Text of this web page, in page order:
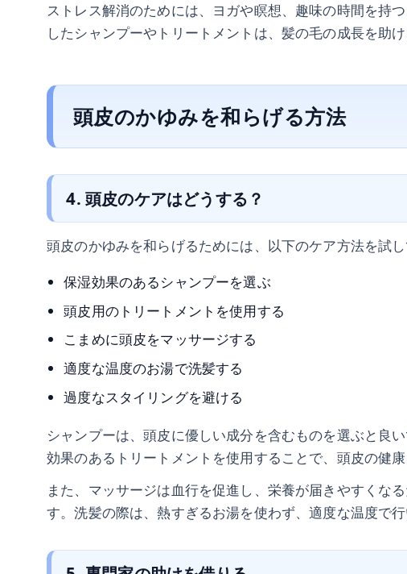
ストレス解消のためには、ヨガや瞑想、趣味の時間を持
したシャンプーやトリートメントは、髪の毛の成長を助
頭皮のかゆみを和らげる方法
4. 頭皮のケアはどうする？
頭皮のかゆみを和らげるためには、以下のケア方法を試し
保湿効果のあるシャンプーを選ぶ
頭皮用のトリートメントを使用する
こまめに頭皮をマッサージする
適度な温度のお湯で洗髪する
過度なスタイリングを避ける
シャンプーは、頭皮に優しい成分を含むものを選ぶと良
効果のあるトリートメントを使用することで、頭皮の健康
また、マッサージは血行を促進し、栄養が届きやすくな
す。洗髪の際は、熱すぎるお湯を使わず、適度な温度で行